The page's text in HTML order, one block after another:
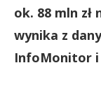
ok. 88 mln zł
wynika z
InfoMonitor i